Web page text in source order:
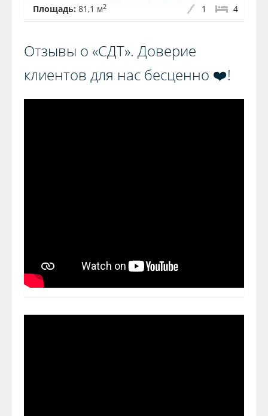
Площадь: 81,1 м2 4
1
Отзывы о «СДТ». Доверие
клиентов для нас бесценно ❤️!